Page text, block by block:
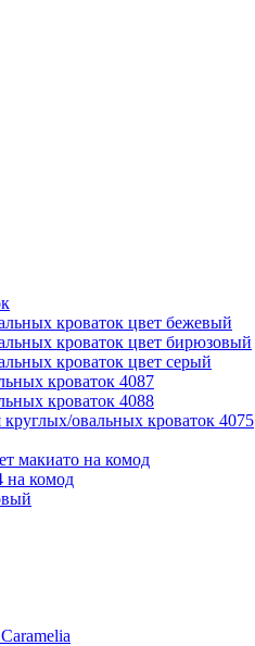
кроваток цвет бежевый
кроваток цвет бирюзовый
кроваток цвет серый
кроваток 4087
кроваток 4088
овальных кроваток 4075
макиато на комод
на комод